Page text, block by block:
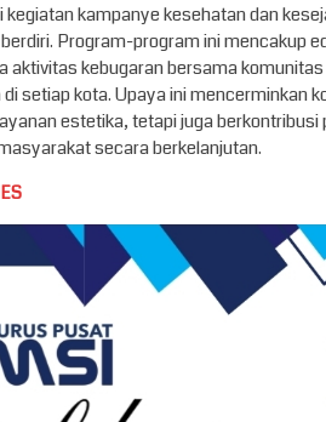
kampanye kesehatan dan
Program-program ini mencakup
kebugaran bersama
setiap kota. Upaya ini mencerminkan
estetika, tetapi juga berkontribusi
secara berkelanjutan.